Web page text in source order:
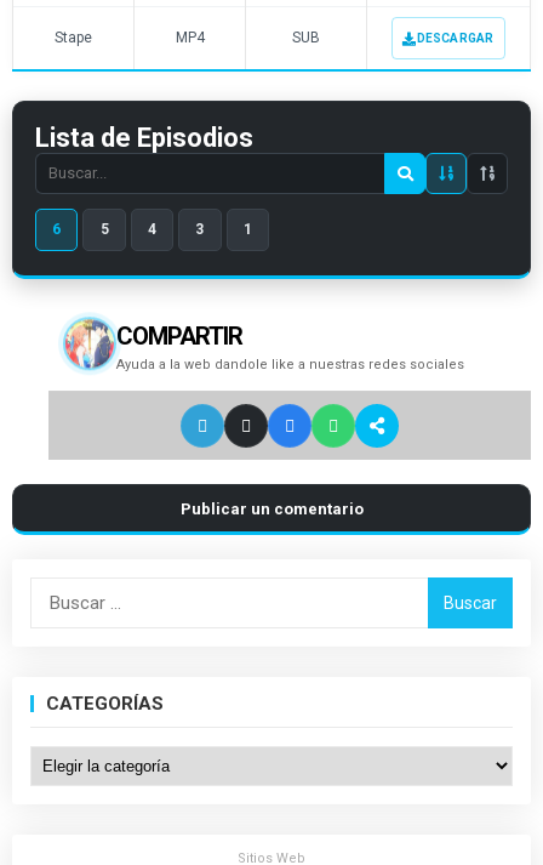
Stape MP4 SUB DESCARGAR
Lista de Episodios
Search
episode
number
6 5 4 3 1
COMPARTIR
Ayuda a la web dandole like a nuestras redes sociales
Publicar un comentario
Buscar:
CATEGORÍAS
Categorías
Sitios Web